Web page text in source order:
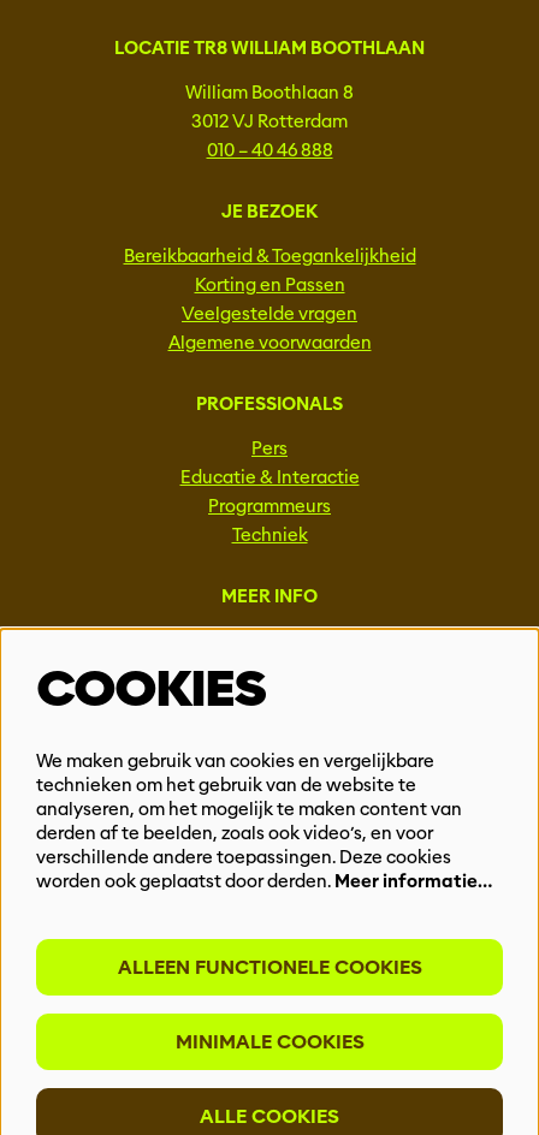
LOCATIE TR8 WILLIAM BOOTHLAAN
William Boothlaan 8
3012 VJ Rotterdam
010 – 40 46 888
JE BEZOEK
Bereikbaarheid & Toegankelijkheid
Korting en Passen
Veelgestelde vragen
Algemene voorwaarden
PROFESSIONALS
Pers
Educatie & Interactie
Programmeurs
Techniek
MEER INFO
Vacatures
Events & Partnerships
Privacy
BLIJF OP DE HOOGTE
Meld je aan voor onze nieuwsbrief
INSCHRIJVEN
COOKIES
We maken gebruik van cookies en vergelijkbare
technieken om het gebruik van de website te
analyseren, om het mogelijk te maken content van
derden af te beelden, zoals ook video’s, en voor
verschillende andere toepassingen. Deze cookies
worden ook geplaatst door derden. Meer informatie…
ALLEEN FUNCTIONELE COOKIES
MINIMALE COOKIES
ALLE COOKIES